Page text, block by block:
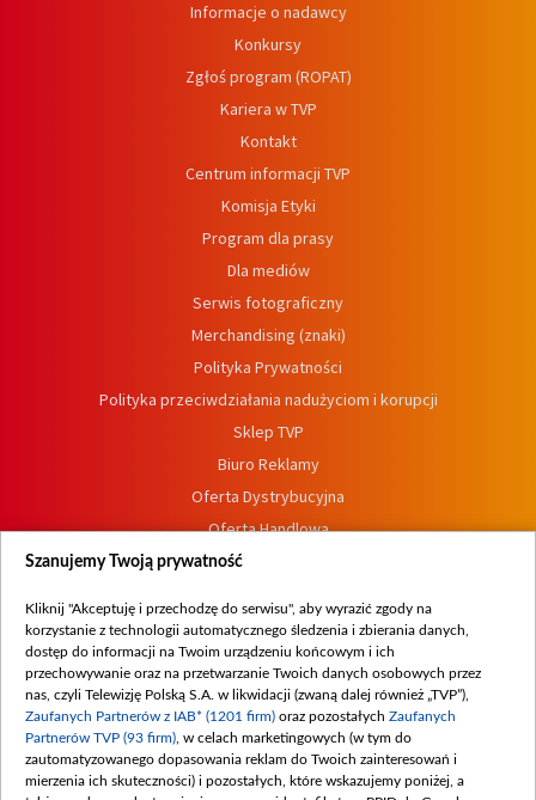
Informacje o nadawcy
Konkursy
Zgłoś program (ROPAT)
Kariera w TVP
Kontakt
Centrum informacji TVP
Komisja Etyki
Program dla prasy
Dla mediów
Serwis fotograficzny
Merchandising (znaki)
Polityka Prywatności
Polityka przeciwdziałania nadużyciom i korupcji
Sklep TVP
Biuro Reklamy
Oferta Dystrybucyjna
Oferta Handlowa
Dostępność
Procedura zgłoszeń wewnętrznych
Szanujemy Twoją prywatność
Kliknij "Akceptuję i przechodzę do serwisu", aby wyrazić zgody na
korzystanie z technologii automatycznego śledzenia i zbierania danych,
dostęp do informacji na Twoim urządzeniu końcowym i ich
przechowywanie oraz na przetwarzanie Twoich danych osobowych przez
nas, czyli Telewizję Polską S.A. w likwidacji (zwaną dalej również „TVP”),
Zaufanych Partnerów z IAB* (1201 firm) oraz pozostałych Zaufanych
Partnerów TVP (93 firm) , w celach marketingowych (w tym do
zautomatyzowanego dopasowania reklam do Twoich zainteresowań i
mierzenia ich skuteczności) i pozostałych, które wskazujemy poniżej, a